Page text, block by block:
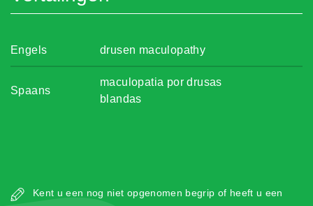
Engels drusen maculopathy
Spaans
maculopatia por drusas
blandas
Kent u een nog niet opgenomen begrip of heeft u een